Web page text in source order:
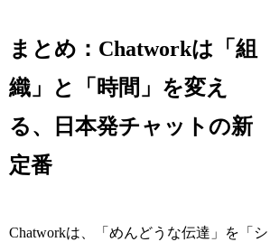
まとめ：Chatworkは「組
織」と「時間」を変え
る、日本発チャットの新
定番
Chatworkは、「めんどうな伝達」を「シ